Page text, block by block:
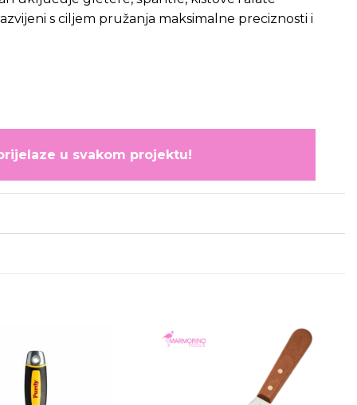
s ciljem pružanja maksimalne preciznosti i
u svakom projektu!